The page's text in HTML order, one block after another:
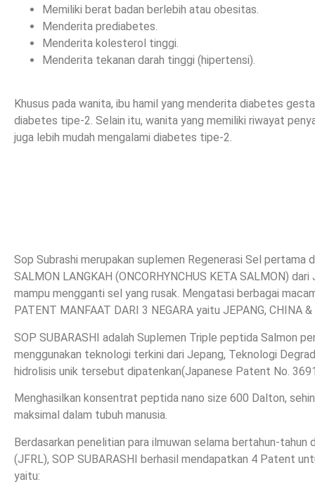
Memiliki berat badan berlebih atau obesitas.
Menderita prediabetes.
Menderita kolesterol tinggi.
Menderita tekanan darah tinggi (hipertensi).
Khusus pada wanita, ibu hamil yang menderita diabetes
diabetes tipe-2. Selain itu, wanita yang memiliki riwayat
juga lebih mudah mengalami diabetes tipe-2.
Sop Subrashi merupakan suplemen Regenerasi Sel pertama
SALMON LANGKAH (ONCORHYNCHUS KETA SALMON)
mampu mengganti sel yang rusak. Mengatasi berbagai
PATENT MANFAAT DARI 3 NEGARA yaitu JEPANG, CHINA &
SOP SUBARASHI adalah Suplemen Triple peptida Salmon
menggunakan teknologi terkini dari Jepang, Teknologi
hidrolisis unik tersebut dipatenkan(Japanese Patent No.
Menghasilkan konsentrat peptida nano size 600 Dalton,
maksimal dalam tubuh manusia.
Berdasarkan penelitian para ilmuwan selama bertahun-
(JFRL), SOP SUBARASHI berhasil mendapatkan 4 Patent
yaitu: